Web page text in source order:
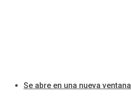
Se abre en una nueva ventana